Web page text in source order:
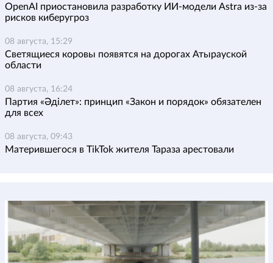
OpenAI приостановила разработку ИИ-модели Astra из-за
рисков киберугроз
08 августа, 15:29
Светящиеся коровы появятся на дорогах Атырауской
области
08 августа, 16:24
Партия «Әділет»: принцип «Закон и порядок» обязателен
для всех
08 августа, 09:43
Матерившегося в TikTok жителя Тараза арестовали